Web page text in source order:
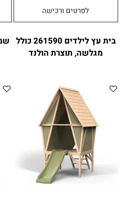
לפרטים ורכישה
בית עץ לילדים 261590 כולל
מגלשה, תוצרת הולנד